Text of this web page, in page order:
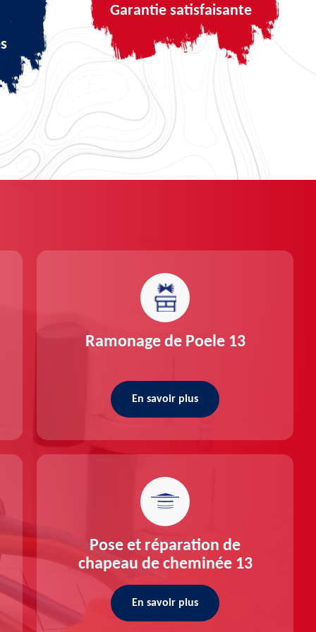
Garantie satisfaisante
Ramonage de Poele 13
En savoir plus
Pose et réparation de
chapeau de cheminée 13
En savoir plus